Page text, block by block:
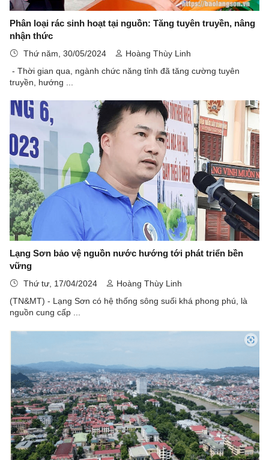
Phân loại rác sinh hoạt tại nguồn: Tăng tuyên truyền, nâng
nhận thức
Thứ năm, 30/05/2024
Hoàng Thùy Linh
- Thời gian qua, ngành chức năng tỉnh đã tăng cường tuyên
truyền, hướng ...
Lạng Sơn bảo vệ nguồn nước hướng tới phát triển bền
vững
Thứ tư, 17/04/2024
Hoàng Thùy Linh
(TN&MT) - Lạng Sơn có hệ thống sông suối khá phong phú, là
nguồn cung cấp ...